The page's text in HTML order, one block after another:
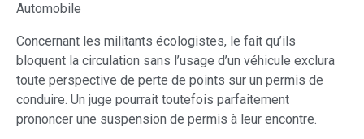
Automobile
Concernant les militants écologistes, le fait qu’ils
bloquent la circulation sans l’usage d’un véhicule exclura
toute perspective de perte de points sur un permis de
conduire. Un juge pourrait toutefois parfaitement
prononcer une suspension de permis à leur encontre.